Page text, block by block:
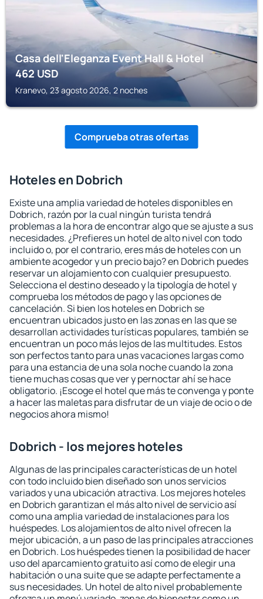
Casa dell'Eleganza Event Hall & Hotel
462USD
Kranevo, 23 agosto 2026, 2 noches
Comprueba otras ofertas
Hoteles en Dobrich
Existe una amplia variedad de hoteles disponibles en
Dobrich, razón por la cual ningún turista tendrá
problemas a la hora de encontrar algo que se ajuste a sus
necesidades. ¿Prefieres un hotel de alto nivel con todo
incluido o, por el contrario, eres más de hoteles con un
ambiente acogedor y un precio bajo? en Dobrich puedes
reservar un alojamiento con cualquier presupuesto.
Selecciona el destino deseado y la tipología de hotel y
comprueba los métodos de pago y las opciones de
cancelación. Si bien los hoteles en Dobrich se
encuentran ubicados justo en las zonas en las que se
desarrollan actividades turísticas populares, también se
encuentran un poco más lejos de las multitudes. Estos
son perfectos tanto para unas vacaciones largas como
para una estancia de una sola noche cuando la zona
tiene muchas cosas que ver y pernoctar ahí se hace
obligatorio. ¡Escoge el hotel que más te convenga y ponte
a hacer las maletas para disfrutar de un viaje de ocio o de
negocios ahora mismo!
Dobrich - los mejores hoteles
Algunas de las principales características de un hotel
con todo incluido bien diseñado son unos servicios
variados y una ubicación atractiva. Los mejores hoteles
en Dobrich garantizan el más alto nivel de servicio así
como una amplia variedad de instalaciones para los
huéspedes. Los alojamientos de alto nivel ofrecen la
mejor ubicación, a un paso de las principales atracciones
en Dobrich. Los huéspedes tienen la posibilidad de hacer
uso del aparcamiento gratuito así como de elegir una
habitación o una suite que se adapte perfectamente a
sus necesidades. Un hotel de alto nivel probablemente